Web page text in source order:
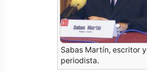
Sabas Martín, escritor y
periodista.